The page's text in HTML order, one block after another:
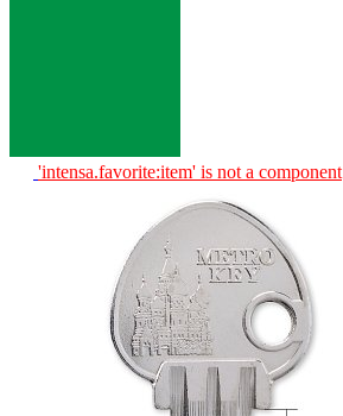
'intensa.favorite:item' is not a component